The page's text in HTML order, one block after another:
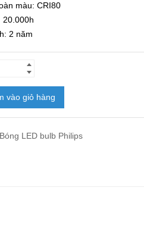
màu: CRI80
20.000h
2 năm
vào giỏ hàng
Bóng LED bulb Philips